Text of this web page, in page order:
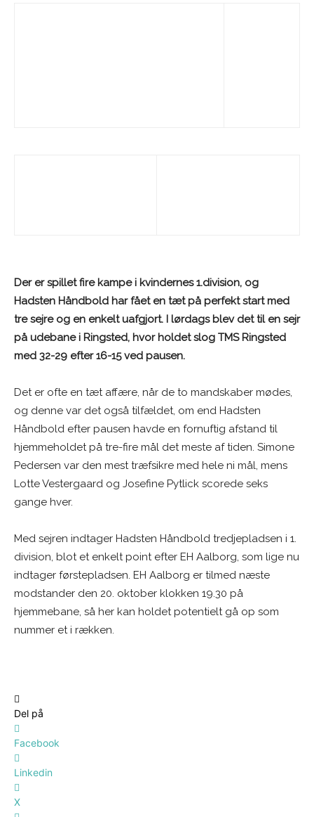
Der er spillet fire kampe i kvindernes 1.division, og
Hadsten Håndbold har fået en tæt på perfekt start med
tre sejre og en enkelt uafgjort. I lørdags blev det til en sejr
på udebane i Ringsted, hvor holdet slog TMS Ringsted
med 32-29 efter 16-15 ved pausen.
Det er ofte en tæt affære, når de to mandskaber mødes,
og denne var det også tilfældet, om end Hadsten
Håndbold efter pausen havde en fornuftig afstand til
hjemmeholdet på tre-fire mål det meste af tiden. Simone
Pedersen var den mest træfsikre med hele ni mål, mens
Lotte Vestergaard og Josefine Pytlick scorede seks
gange hver.
Med sejren indtager Hadsten Håndbold tredjepladsen i 1.
division, blot et enkelt point efter EH Aalborg, som lige nu
indtager førstepladsen. EH Aalborg er tilmed næste
modstander den 20. oktober klokken 19.30 på
hjemmebane, så her kan holdet potentielt gå op som
nummer et i rækken.
Del på
Facebook
Linkedin
X